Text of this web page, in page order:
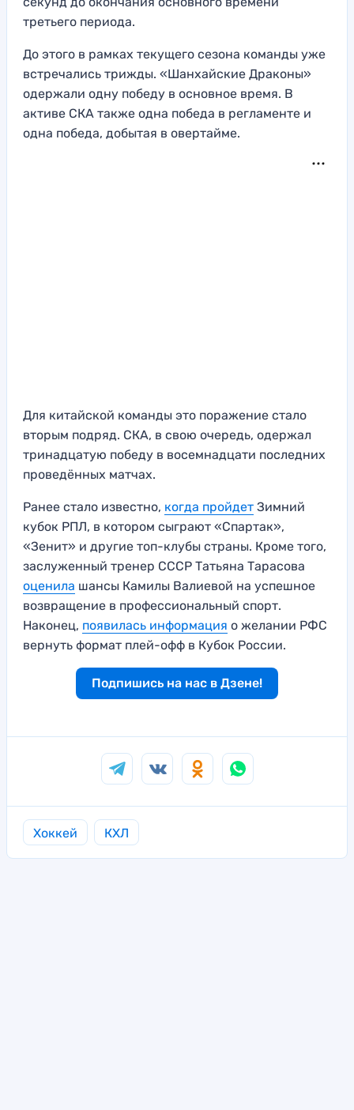
третьего периода.
До этого в рамках текущего сезона команды уже
встречались трижды. «Шанхайские Драконы»
одержали одну победу в основное время. В
активе СКА также одна победа в регламенте и
одна победа, добытая в овертайме.
Для китайской команды это поражение стало
вторым подряд. СКА, в свою очередь, одержал
тринадцатую победу в восемнадцати последних
проведённых матчах.
Ранее стало известно, когда пройдет Зимний
кубок РПЛ, в котором сыграют «Спартак»,
«Зенит» и другие топ-клубы страны. Кроме того,
заслуженный тренер СССР Татьяна Тарасова
оценила шансы Камилы Валиевой на успешное
возвращение в профессиональный спорт.
Наконец, появилась информация о желании РФС
вернуть формат плей-офф в Кубок России.
Подпишись на нас в Дзене!
Хоккей КХЛ